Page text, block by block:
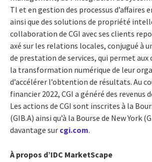
TI et en gestion des processus d’affaires
ainsi que des solutions de propriété
collaboration de CGI avec ses clients
axé sur les relations locales, conjugué à
de prestation de services, qui permet
la transformation numérique de leur
d’accélérer l’obtention de résultats. Au
financier 2022, CGI a généré des revenus
Les actions de CGI sont inscrites à la
(GIB.A) ainsi qu’à la Bourse de New York
davantage sur cgi.com.
À propos d’IDC MarketScape